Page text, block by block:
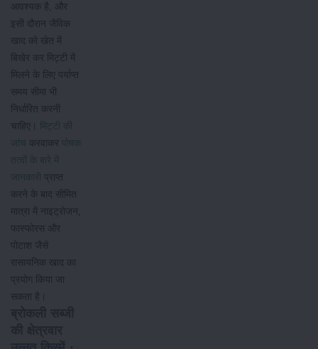
आवश्यक है, और
इसी दौरान जैविक
खाद को खेत में
बिखेर कर मिट्टी में
मिलने के लिए पर्याप्त
समय सीमा भी
निर्धारित करनी
चाहिए।
मिट्टी की
जांच
करवाकर
पोषक
तत्वों के बारे में
जानकारी
प्राप्त
करने के बाद सीमित
मात्रा में नाइट्रोजन,
फास्फोरस और
पोटाश जैसे
रासायनिक खाद का
प्रयोग किया जा
सकता है।